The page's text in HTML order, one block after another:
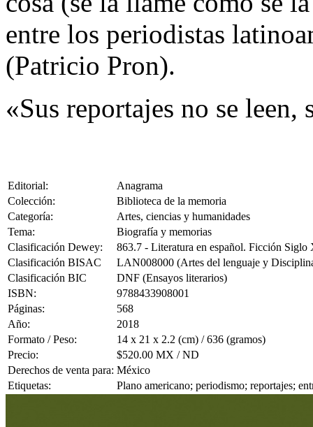
entre los periodistas
(Patricio Pron).
«Sus reportajes no se
Editorial:
Anagrama
Colección:
Biblioteca de la memoria
Categoría:
Artes, ciencias y humanidades
Tema:
Biografía y memorias
Clasificación Dewey:
863.7 - Literatura en español. Ficción
Clasificación BISAC
LAN008000 (Artes del lenguaje y
Clasificación BIC
DNF (Ensayos literarios)
ISBN:
9788433908001
Páginas:
568
Año:
2018
Formato / Peso:
14 x 21 x 2.2 (cm) / 636 (gramos)
Precio:
$520.00 MX / ND
Derechos de venta para: México
Etiquetas:
Plano americano; periodismo; reportajes;